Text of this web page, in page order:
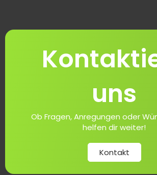
uns
Ob Fragen, Anregungen oder
helfen dir weiter!
Kontakt